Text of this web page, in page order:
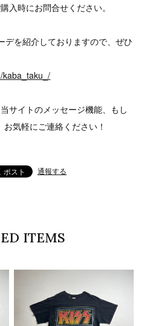
入時にお問合せください。
を紹介しておりますので、ぜひ
kaba_taku_/
サイトのメッセージ機能、もし
気軽にご連絡ください！
通報する
ITEMS